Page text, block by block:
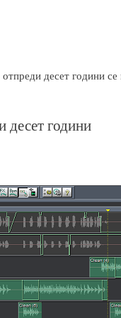
десет години
десет години